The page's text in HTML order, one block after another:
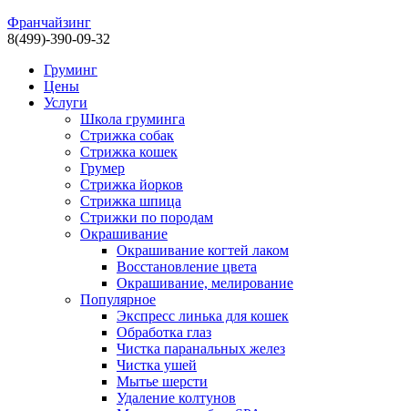
Франчайзинг
8(499)-390-09-32
Груминг
Цены
Услуги
Школа груминга
Стрижка собак
Стрижка кошек
Грумер
Стрижка йорков
Стрижка шпица
Стрижки по породам
Окрашивание
Окрашивание когтей лаком
Восстановление цвета
Окрашивание, мелирование
Популярное
Экспресс линька для кошек
Обработка глаз
Чистка паранальных желез
Чистка ушей
Мытье шерсти
Удаление колтунов